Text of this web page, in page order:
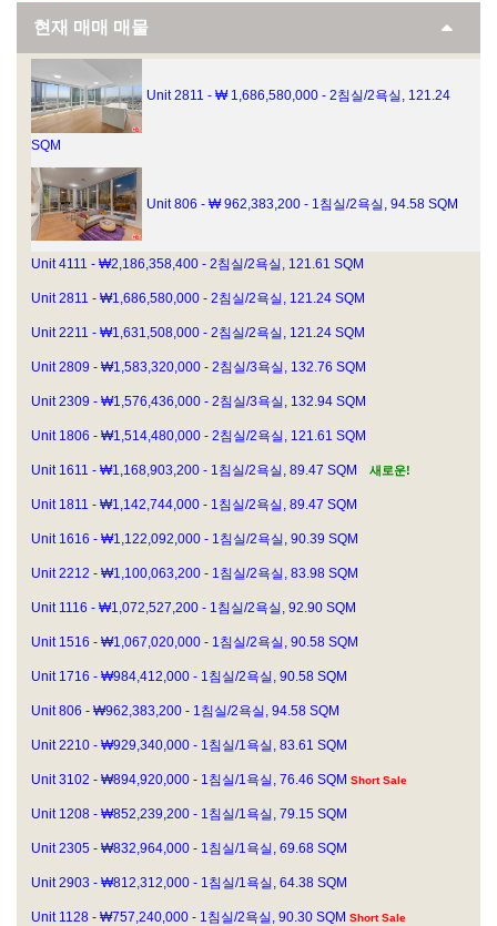
현재 매매 매물
Unit 2811 - ₩ 1,686,580,000 - 2침실/2욕실, 121.24
SQM
Unit 806 - ₩ 962,383,200 - 1침실/2욕실, 94.58 SQM
Unit 4111 - ₩2,186,358,400 - 2침실/2욕실, 121.61 SQM
Unit 2811 - ₩1,686,580,000 - 2침실/2욕실, 121.24 SQM
Unit 2211 - ₩1,631,508,000 - 2침실/2욕실, 121.24 SQM
Unit 2809 - ₩1,583,320,000 - 2침실/3욕실, 132.76 SQM
Unit 2309 - ₩1,576,436,000 - 2침실/3욕실, 132.94 SQM
Unit 1806 - ₩1,514,480,000 - 2침실/2욕실, 121.61 SQM
Unit 1611 - ₩1,168,903,200 - 1침실/2욕실, 89.47 SQM 새로운!
Unit 1811 - ₩1,142,744,000 - 1침실/2욕실, 89.47 SQM
Unit 1616 - ₩1,122,092,000 - 1침실/2욕실, 90.39 SQM
Unit 2212 - ₩1,100,063,200 - 1침실/2욕실, 83.98 SQM
Unit 1116 - ₩1,072,527,200 - 1침실/2욕실, 92.90 SQM
Unit 1516 - ₩1,067,020,000 - 1침실/2욕실, 90.58 SQM
Unit 1716 - ₩984,412,000 - 1침실/2욕실, 90.58 SQM
Unit 806 - ₩962,383,200 - 1침실/2욕실, 94.58 SQM
Unit 2210 - ₩929,340,000 - 1침실/1욕실, 83.61 SQM
Unit 3102 - ₩894,920,000 - 1침실/1욕실, 76.46 SQM Short Sale
Unit 1208 - ₩852,239,200 - 1침실/1욕실, 79.15 SQM
Unit 2305 - ₩832,964,000 - 1침실/1욕실, 69.68 SQM
Unit 2903 - ₩812,312,000 - 1침실/1욕실, 64.38 SQM
Unit 1128 - ₩757,240,000 - 1침실/2욕실, 90.30 SQM Short Sale